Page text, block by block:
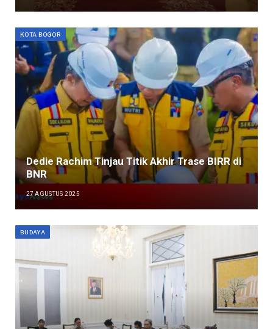
KOTA BOGOR
Dedie Rachim Tinjau Titik Akhir Trase BIRR di
BNR
27 AGUSTUS 2025
BUDAYA